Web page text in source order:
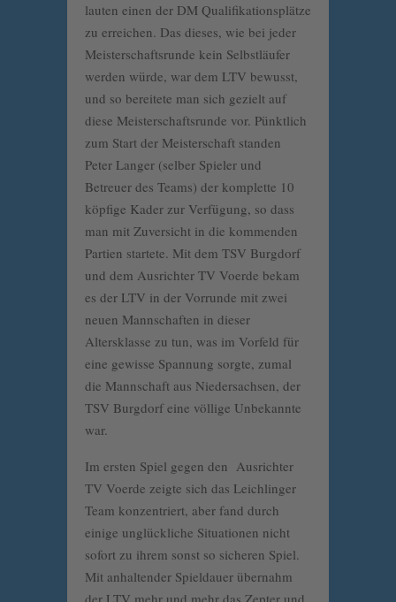
lauten einen der DM Qualifikationsplätze
zu erreichen. Das dieses, wie bei jeder
Meisterschaftsrunde kein Selbstläufer
werden würde, war dem LTV bewusst,
und so bereitete man sich gezielt auf
diese Meisterschaftsrunde vor. Pünktlich
zum Start der Meisterschaft standen
Peter Langer (selber Spieler und
Betreuer des Teams) der komplette 10
köpfige Kader zur Verfügung, so dass
man mit Zuversicht in die kommenden
Partien startete. Mit dem TSV Burgdorf
und dem Ausrichter TV Voerde bekam
es der LTV in der Vorrunde mit zwei
neuen Mannschaften in dieser
Altersklasse zu tun, was im Vorfeld für
eine gewisse Spannung sorgte, zumal
die Mannschaft aus Niedersachsen, der
TSV Burgdorf eine völlige Unbekannte
war.
Im ersten Spiel gegen den Ausrichter
TV Voerde zeigte sich das Leichlinger
Team konzentriert, aber fand durch
einige unglückliche Situationen nicht
sofort zu ihrem sonst so sicheren Spiel.
Mit anhaltender Spieldauer übernahm
der LTV mehr und mehr das Zepter und